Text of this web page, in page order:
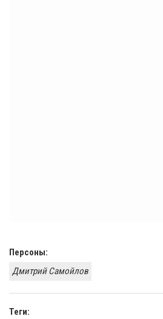
Персоны:
Дмитрий Самойлов
Теги: